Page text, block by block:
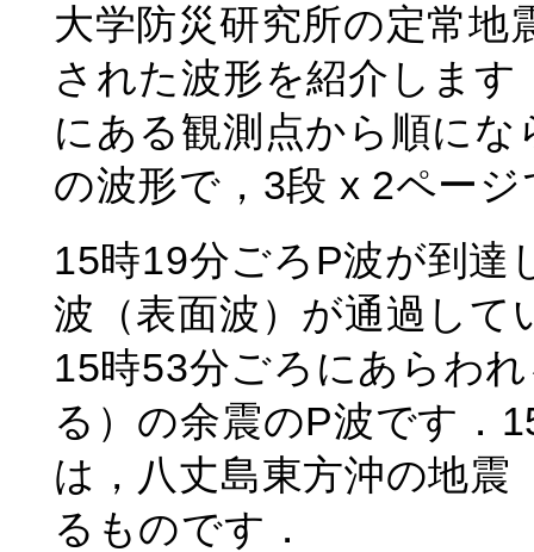
大学防災研究所の定常地
された波形を紹介しま
にある観測点から順に
の波形で，3段 x 2ペー
15時19分ごろP波が到達
波（表面波）が通過し
15時53分ごろにあらわ
る）の余震のP波です．
は，八丈島東方沖の地震
るものです．